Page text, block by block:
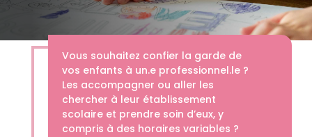
Vous souhaitez confier la garde de
vos enfants à un.e professionnel.le ?
Les accompagner ou aller les
chercher à leur établissement
scolaire et prendre soin d’eux, y
compris à des horaires variables ?